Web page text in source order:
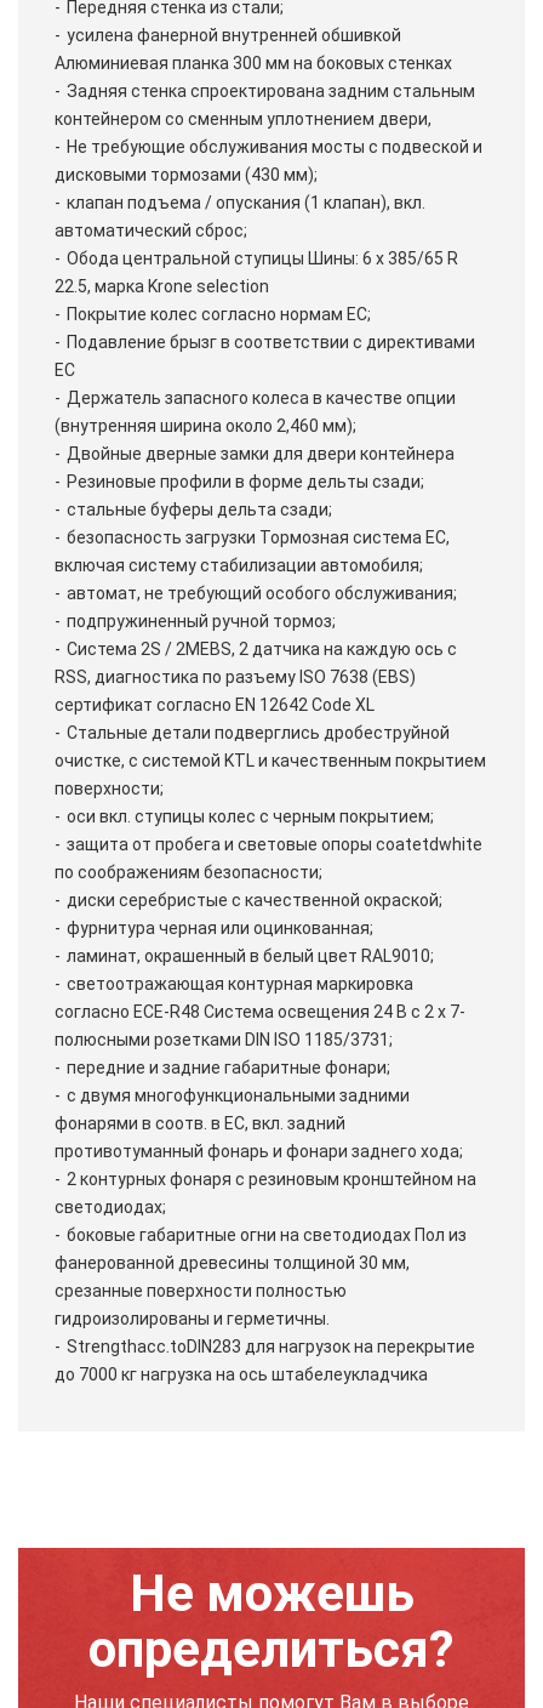
Передняя стенка из стали;
усилена фанерной внутренней обшивкой
Алюминиевая планка 300 мм на боковых стенках
Задняя стенка спроектирована задним стальным
контейнером со сменным уплотнением двери,
Не требующие обслуживания мосты с подвеской и
дисковыми тормозами (430 мм);
клапан подъема / опускания (1 клапан), вкл.
автоматический сброс;
Обода центральной ступицы Шины: 6 x 385/65 R
22.5, марка Krone selection
Покрытие колес согласно нормам ЕС;
Подавление брызг в соответствии с директивами
ЕС
Держатель запасного колеса в качестве опции
(внутренняя ширина около 2,460 мм);
Двойные дверные замки для двери контейнера
Резиновые профили в форме дельты сзади;
стальные буферы дельта сзади;
безопасность загрузки Тормозная система ЕС,
включая систему стабилизации автомобиля;
автомат, не требующий особого обслуживания;
подпружиненный ручной тормоз;
Система 2S / 2MEBS, 2 датчика на каждую ось с
RSS, диагностика по разъему ISO 7638 (EBS)
сертификат согласно EN 12642 Code XL
Стальные детали подверглись дробеструйной
очистке, с системой KTL и качественным покрытием
поверхности;
оси вкл. ступицы колес с черным покрытием;
защита от пробега и световые опоры coatetdwhite
по соображениям безопасности;
диски серебристые с качественной окраской;
фурнитура черная или оцинкованная;
ламинат, окрашенный в белый цвет RAL9010;
светоотражающая контурная маркировка
согласно ECE-R48 Система освещения 24 В с 2 x 7-
полюсными розетками DIN ISO 1185/3731;
передние и задние габаритные фонари;
с двумя многофункциональными задними
фонарями в соотв. в ЕС, вкл. задний
противотуманный фонарь и фонари заднего хода;
2 контурных фонаря с резиновым кронштейном на
светодиодах;
боковые габаритные огни на светодиодах Пол из
фанерованной древесины толщиной 30 мм,
срезанные поверхности полностью
гидроизолированы и герметичны.
Strengthacc.toDIN283 для нагрузок на перекрытие
до 7000 кг нагрузка на ось штабелеукладчика
Не можешь
определиться?
Наши специалисты помогут Вам в выборе